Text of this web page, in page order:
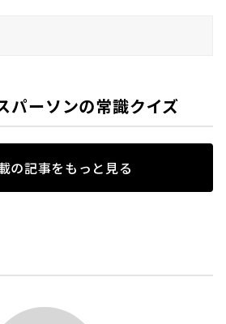
パーソンの常識クイズ
の記事をもっと見る